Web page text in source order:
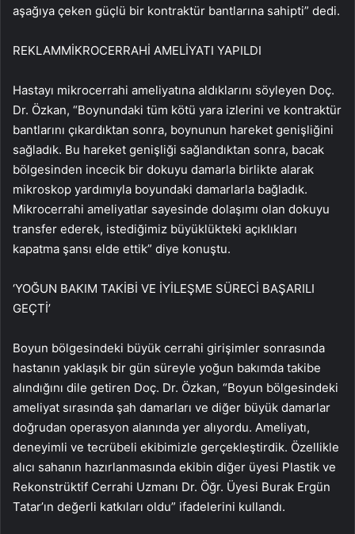
aşağıya çeken güçlü bir kontraktür bantlarına sahipti” dedi.
REKLAMMİKROCERRAHİ AMELİYATI YAPILDI
Hastayı mikrocerrahi ameliyatına aldıklarını söyleyen Doç.
Dr. Özkan, “Boynundaki tüm kötü yara izlerini ve kontraktür
bantlarını çıkardıktan sonra, boynunun hareket genişliğini
sağladık. Bu hareket genişliği sağlandıktan sonra, bacak
bölgesinden incecik bir dokuyu damarla birlikte alarak
mikroskop yardımıyla boyundaki damarlarla bağladık.
Mikrocerrahi ameliyatlar sayesinde dolaşımı olan dokuyu
transfer ederek, istediğimiz büyüklükteki açıklıkları
kapatma şansı elde ettik” diye konuştu.
‘YOĞUN BAKIM TAKİBİ VE İYİLEŞME SÜRECİ BAŞARILI
GEÇTİ’
Boyun bölgesindeki büyük cerrahi girişimler sonrasında
hastanın yaklaşık bir gün süreyle yoğun bakımda takibe
alındığını dile getiren Doç. Dr. Özkan, “Boyun bölgesindeki
ameliyat sırasında şah damarları ve diğer büyük damarlar
doğrudan operasyon alanında yer alıyordu. Ameliyatı,
deneyimli ve tecrübeli ekibimizle gerçekleştirdik. Özellikle
alıcı sahanın hazırlanmasında ekibin diğer üyesi Plastik ve
Rekonstrüktif Cerrahi Uzmanı Dr. Öğr. Üyesi Burak Ergün
Tatar’ın değerli katkıları oldu” ifadelerini kullandı.